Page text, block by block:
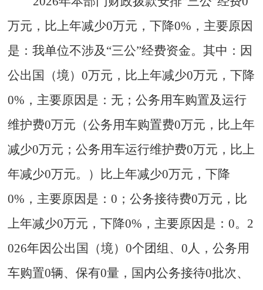
万元，比上年减少0万元，下降0%，主要原因
是：我单位不涉及“三公”经费资金。其中：因
公出国（境）0万元，比上年减少0万元，下降
0%，主要原因是：无；公务用车购置及运行
维护费0万元（公务用车购置费0万元，比上年
减少0万元；公务用车运行维护费0万元，比上
年减少0万元。）比上年减少0万元，下降
0%，主要原因是：0；公务接待费0万元，比
上年减少0万元，下降0%，主要原因是：0。2
026年因公出国（境）0个团组、0人，公务用
车购置0辆、保有0量，国内公务接待0批次、